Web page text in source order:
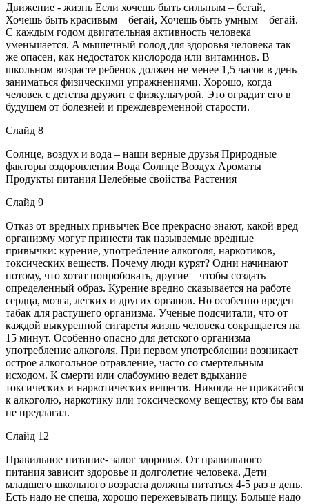
Движение - жизнь Если хочешь быть сильным – бегай,
Хочешь быть красивым – бегай, Хочешь быть умным – бегай.
С каждым годом двигательная активность человека
уменьшается. А мышечный голод для здоровья человека так
же опасен, как недостаток кислорода или витаминов. В
школьном возрасте ребенок должен не менее 1,5 часов в день
заниматься физическими упражнениями. Хорошо, когда
человек с детства дружит с физкультурой. Это оградит его в
будущем от болезней и преждевременной старости.
Слайд 8
Солнце, воздух и вода – наши верные друзья Природные
факторы оздоровления Вода Солнце Воздух Ароматы
Продукты питания Целебные свойства Растения
Слайд 9
Отказ от вредных привычек Все прекрасно знают, какой вред
организму могут принести так называемые вредные
привычки: курение, употребление алкоголя, наркотиков,
токсических веществ. Почему люди курят? Одни начинают
потому, что хотят попробовать, другие – чтобы создать
определенный образ. Курение вредно сказывается на работе
сердца, мозга, легких и других органов. Но особенно вреден
табак для растущего организма. Ученые подсчитали, что от
каждой выкуренной сигареты жизнь человека сокращается на
15 минут. Особенно опасно для детского организма
употребление алкоголя. При первом употреблении возникает
острое алкогольное отравление, часто со смертельным
исходом. К смерти или слабоумию ведет вдыхание
токсических и наркотических веществ. Никогда не прикасайся
к алкоголю, наркотику или токсическому веществу, кто бы вам
не предлагал.
Слайд 12
Правильное питание- залог здоровья. От правильного
питания зависит здоровье и долголетие человека. Дети
младшего школьного возраста должны питаться 4-5 раз в день.
Есть надо не спеша, хорошо пережевывать пищу. Больше надо